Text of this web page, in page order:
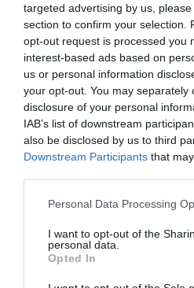
targeted advertising by us,
section to confirm your selection.
opt-out request is processed you
interest-based ads based on
us or personal information
your opt-out. You may separately
disclosure of your personal
IAB’s list of downstream
also be disclosed by us to third
Downstream Participants that
Please note that this website/app
not limited to your visit or usage
grant or deny consent to Google
use your data for below specified
consent section.
Personal Data Processing
I want to opt-out of the
personal data.
Opted In
(Indexfotó:
Bornegyed / Facebook)
Ne maradjon le a